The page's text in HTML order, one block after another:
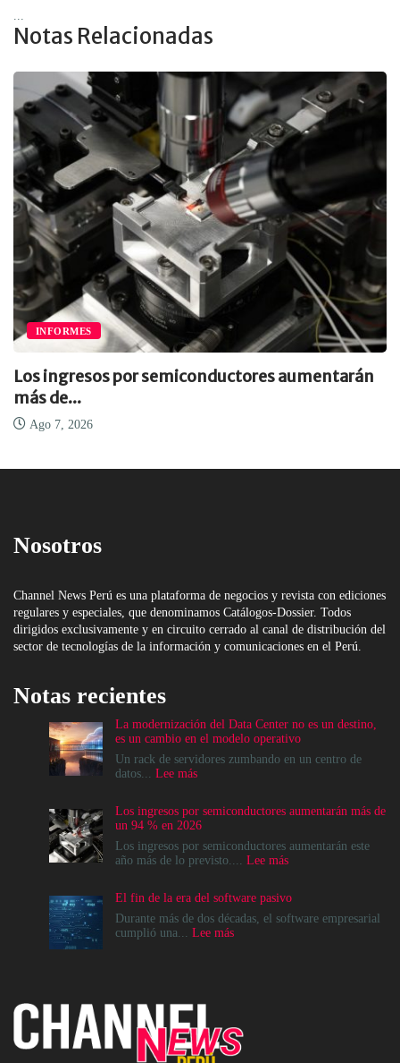
Notas Relacionadas
INFORMES
Los ingresos por semiconductores aumentarán
más de...
Ago 7, 2026
Nosotros
Channel News Perú es una plataforma de negocios y revista con ediciones
regulares y especiales, que denominamos Catálogos-Dossier. Todos
dirigidos exclusivamente y en circuito cerrado al canal de distribución del
sector de tecnologías de la información y comunicaciones en el Perú.
Notas recientes
La modernización del Data Center no es un destino,
es un cambio en el modelo operativo
Un rack de servidores zumbando en un centro de
datos... Lee más:
del
Data
Center
no
destino,
es
un
operativo
Los ingresos por semiconductores aumentarán más de
un 94 % en 2026
Los ingresos por semiconductores aumentarán este
año más de lo previsto.... Lee más:
por
semiconductores
El fin de la era del software pasivo
Durante más de dos décadas, el software empresarial
cumplió una... Lee más:
software
pasivo